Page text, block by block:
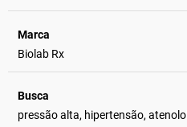
Marca
Biolab Rx
Busca
pressão alta, hipertensão, atenolol